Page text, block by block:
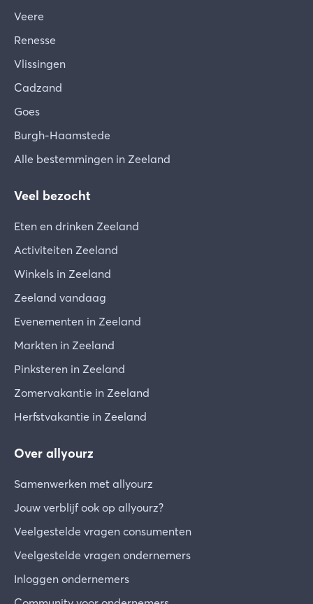
Veere
Renesse
Vlissingen
Cadzand
Goes
Burgh-Haamstede
Alle bestemmingen in Zeeland
Veel bezocht
Eten en drinken Zeeland
Activiteiten Zeeland
Winkels in Zeeland
Zeeland vandaag
Evenementen in Zeeland
Markten in Zeeland
Pinksteren in Zeeland
Zomervakantie in Zeeland
Herfstvakantie in Zeeland
Over allyourz
Samenwerken met allyourz
Jouw verblijf ook op allyourz?
Veelgestelde vragen consumenten
Veelgestelde vragen ondernemers
Inloggen ondernemers